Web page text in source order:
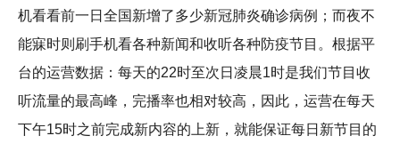
机看看前一日全国新增了多少新冠肺炎确诊病例；而夜不
能寐时则刷手机看各种新闻和收听各种防疫节目。根据平
台的运营数据：每天的22时至次日凌晨1时是我们节目收
听流量的最高峰，完播率也相对较高，因此，运营在每天
下午15时之前完成新内容的上新，就能保证每日新节目的